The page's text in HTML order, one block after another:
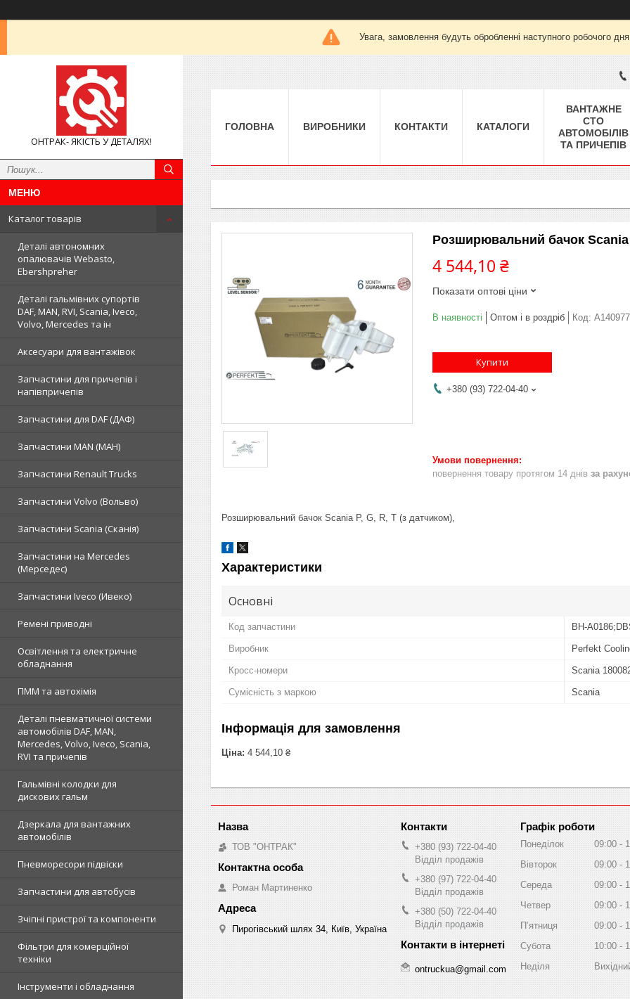
Увага, замовлення будуть обробленні наступного робочого
ОНТРАК- ЯКІСТЬ У ДЕТАЛЯХ!
Каталог товарів
Деталі автономних
опалювачів Webasto,
Ebershpreher
Деталі гальмівних супортів
DAF, MAN, RVI, Scania, Iveco,
Volvo, Mercedes та ін
Аксесуари для вантажівок
Запчастини для причепів і
напівпричепів
Запчастини для DAF (ДАФ)
Запчастини MAN (МАН)
Запчастини Renault Trucks
Запчастини Volvo (Вольво)
Запчастини Scania (Сканія)
Запчастини на Mercedes
(Мерседес)
Запчастини Iveco (Ивеко)
Ремені приводні
Освітлення та електричне
обладнання
ПММ та автохімія
Деталі пневматичної системи
автомобілів DAF, MAN,
Mercedes, Volvo, Iveco, Scania,
RVI та причепів
Гальмівні колодки для
дискових гальм
Дзеркала для вантажних
автомобілів
Пневморесори підвіски
Запчастини для автобусів
Зчіпні пристрої та компоненти
Фільтри для комерційної
техніки
Інструменти і обладнання
ГОЛОВНА ВИРОБНИКИ КОНТАКТИ КАТАЛОГИ
ВАНТАЖНЕ
СТО
АВТОМОБІЛІВ
ТА ПРИЧЕПІВ
Розширювальний бачок Scania
4 544,10 ₴
Показати оптові ціни
В наявності Оптом і в роздріб Код: A140977
Купити
+380 (93) 722-04-40
повернення товару протягом 14 днів за
Розширювальний бачок Scania P, G, R, T (з датчиком),
Характеристики
Основні
Код запчастини BH-
Виробник Perfekt
Кросс-номери Scania
Сумісність з маркою Scania
Інформація для замовлення
Ціна: 4 544,10 ₴
ТОВ "ОНТРАК"
Роман Мартиненко
Пирогівський шлях 34, Київ, Україна
+380 (93) 722-04-40
Відділ продажів
+380 (97) 722-04-40
Відділ продажів
+380 (50) 722-04-40
Відділ продажів
ontruckua@gmail.com
Графік роботи
Понеділок 09:00
Вівторок
09:00
Середа
09:00
Четвер
09:00
Пʼятниця
09:00
Субота
10:00
Неділя